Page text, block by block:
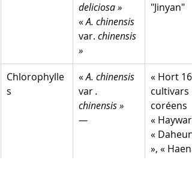
deliciosa »
« A. chinensis
var. chinensis
»
"Jinyan"
Chlorophylle
s
« A. chinensis
var .
chinensis »
—
« Hort
cultivars
coréens
«
«
», «